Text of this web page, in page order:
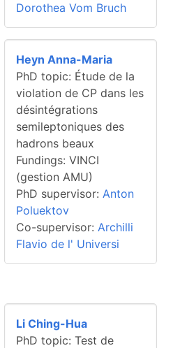
Dorothea Vom Bruch
Heyn Anna-Maria
PhD topic: Étude de la
violation de CP dans les
désintégrations
semileptoniques des
hadrons beaux
Fundings: VINCI
(gestion AMU)
PhD supervisor:Anton
Poluektov
Co-supervisor:Archilli
Flavio de l' Universi
Li Ching-Hua
PhD topic: Test de